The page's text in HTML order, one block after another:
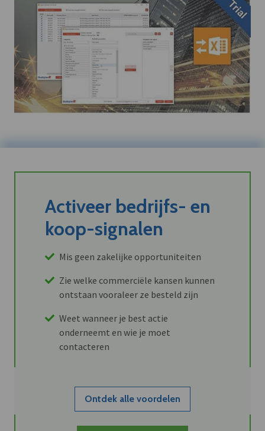
Activeer bedrijfs- en
koop-signalen
Mis geen zakelijke opportuniteiten
Zie welke commerciële kansen kunnen
ontstaan vooraleer ze besteld zijn
Weet wanneer je best actie
onderneemt en wie je moet
contacteren
Ontdek alle voordelen